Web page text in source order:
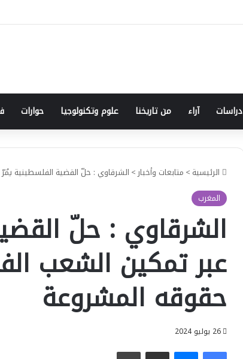
دراسات آراء من تاريخنا علوم وتكنولوجيا حوارات
الرئيسية > متابعات وأخبار > الشرقاوي : حلّ القضية الفلسطينية
المغرب
الشرقاوي : حلّ
عبر تمكين الشعب
حقوقه المشروعة
26 يوليو 2024
فيسبوكماسنجر مشاركة عبر البريد طباعة